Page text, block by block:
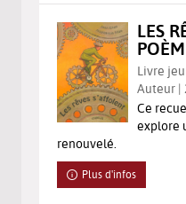
LES
Livre
Auteur |
Ce
explore
renouvelé.
Plus d'infos